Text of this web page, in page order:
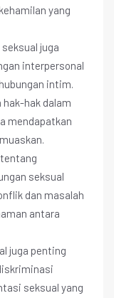
yang
juga
interpersonal
intim.
hak-hak dalam
mendapatkan
seksual
dan masalah
antara
juga penting
seksual yang